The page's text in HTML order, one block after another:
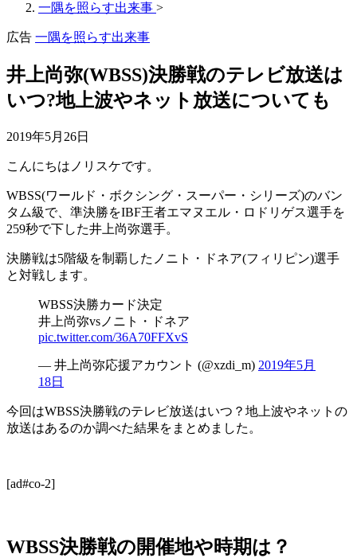
一隅を照らす出来事 >
広告 一隅を照らす出来事
井上尚弥(WBSS)決勝戦のテレビ放送は
いつ?地上波やネット放送についても
2019年5月26日
こんにちはノリスケです。
WBSS(ワールド・ボクシング・スーパー・シリーズ)のバン
タム級で、準決勝をIBF王者エマヌエル・ロドリゲス選手を
259秒で下した井上尚弥選手。
決勝戦は5階級を制覇したノニト・ドネア(フィリピン)選手
と対戦します。
WBSS決勝カード決定
井上尚弥vsノニト・ドネア
pic.twitter.com/36A70FFXvS
— 井上尚弥応援アカウント (@xzdi_m) 2019年5月
18日
今回はWBSS決勝戦のテレビ放送はいつ？地上波やネットの
放送はあるのか調べた結果をまとめました。
[ad#co-2]
WBSS決勝戦の開催地や時期は？